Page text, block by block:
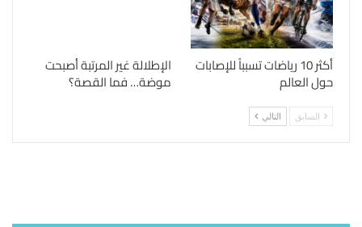
أكثر 10 رياضات تسبباً للإصابات
حول العالم
الإطلالة غير المرتبة أصبحت
موضة… فما القصة؟
السابق التالي